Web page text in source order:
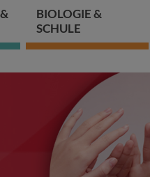
BIOLOGIE &
SCHULE